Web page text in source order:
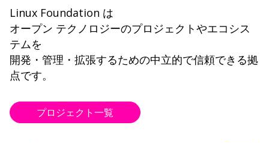
Linux Foundation は
オープン テクノロジーのプロジェクトやエコシス
テムを
開発・管理・拡張するための中立的で信頼できる拠
点です。
プロジェクト一覧